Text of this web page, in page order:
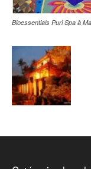
Bioessentials Puri Spa à